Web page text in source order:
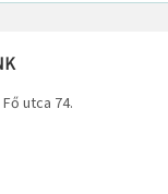
utca 74.